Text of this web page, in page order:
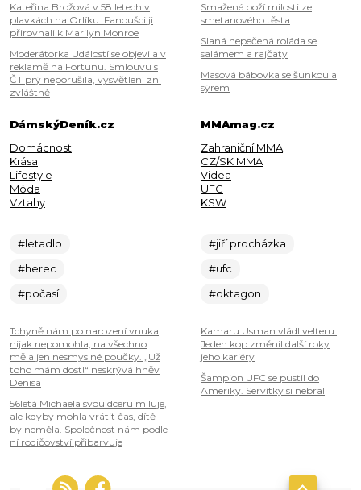
Kateřina Brožová v 58 letech v
plavkách na Orlíku. Fanoušci ji
přirovnali k Marilyn Monroe
Moderátorka Událostí se objevila v
reklamě na Fortunu. Smlouvu s
ČT prý neporušila, vysvětlení zní
zvláštně
Smažené boží milosti ze
smetanového těsta
Slaná nepečená roláda se
salámem a rajčaty
Masová bábovka se šunkou a
sýrem
DámskýDeník.cz
Domácnost
Krása
Lifestyle
Móda
Vztahy
#letadlo
#herec
#počasí
Tchyně nám po narození vnuka
nijak nepomohla, na všechno
měla jen nesmyslné poučky. „Už
toho mám dost!“ neskrývá hněv
Denisa
56letá Michaela svou dceru miluje,
ale kdyby mohla vrátit čas, dítě
by neměla. Společnost nám podle
ní rodičovství přibarvuje
MMAmag.cz
Zahraniční MMA
CZ/SK MMA
Videa
UFC
KSW
#jiří procházka
#ufc
#oktagon
Kamaru Usman vládl velteru.
Jeden kop změnil další roky
jeho kariéry
Šampion UFC se pustil do
Ameriky. Servítky si nebral